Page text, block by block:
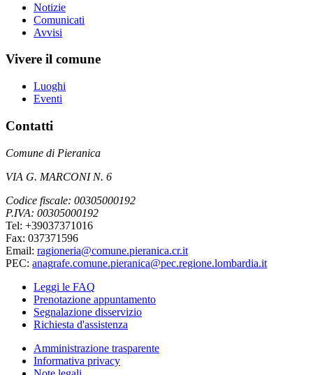
Notizie
Comunicati
Avvisi
Vivere il comune
Luoghi
Eventi
Contatti
Comune di Pieranica
VIA G. MARCONI N. 6
Codice fiscale: 00305000192
P.IVA: 00305000192
Tel: +39037371016
Fax: 037371596
Email: ragioneria@comune.pieranica.cr.it
PEC: anagrafe.comune.pieranica@pec.regione.lombardia.it
Leggi le FAQ
Prenotazione appuntamento
Segnalazione disservizio
Richiesta d'assistenza
Amministrazione trasparente
Informativa privacy